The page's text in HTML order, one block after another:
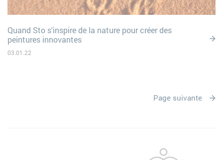
Quand Sto s'inspire de la nature pour créer des
peintures innovantes
03.01.22
Page suivante